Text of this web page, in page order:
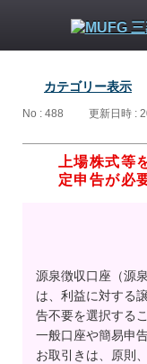
カテゴリー表示
No : 488 更新日時 :
上場株式等
定申告が必
源泉徴収口座（源
は、利益に対する
告不要を選択する
一般口座や簡易申
お取引きは、原則